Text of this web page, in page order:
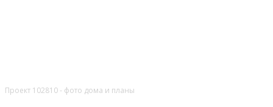
Проект 102810 - фото дома и планы